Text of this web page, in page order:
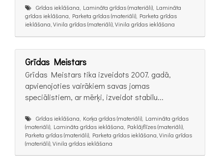
Grīdas ieklāšana, Lamināta grīdas (materiāli), Lamināta
grīdas ieklāšana, Parketa grīdas (materiāli), Parketa grīdas
ieklāšana, Vinila grīdas (materiāli), Vinila grīdas ieklāšana
Grīdas Meistars
Grīdas Meistars tika izveidots 2007. gadā,
apvienojoties vairākiem savas jomas
speciālistiem, ar mērķi, izveidot stabilu...
Grīdas ieklāšana, Korķa grīdas (materiāli), Lamināta grīdas
(materiāli), Lamināta grīdas ieklāšana, Paklājflīzes (materiāli),
Parketa grīdas (materiāli), Parketa grīdas ieklāšana, Vinila grīdas
(materiāli), Vinila grīdas ieklāšana